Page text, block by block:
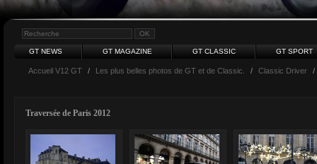
GT NEWS GT MAGAZINE GT CLASSIC GT SPORT
Accueil V12 GT / Les plus belles photos de GT et de Classic. / Classic Driver /
Traversée de Paris 2012